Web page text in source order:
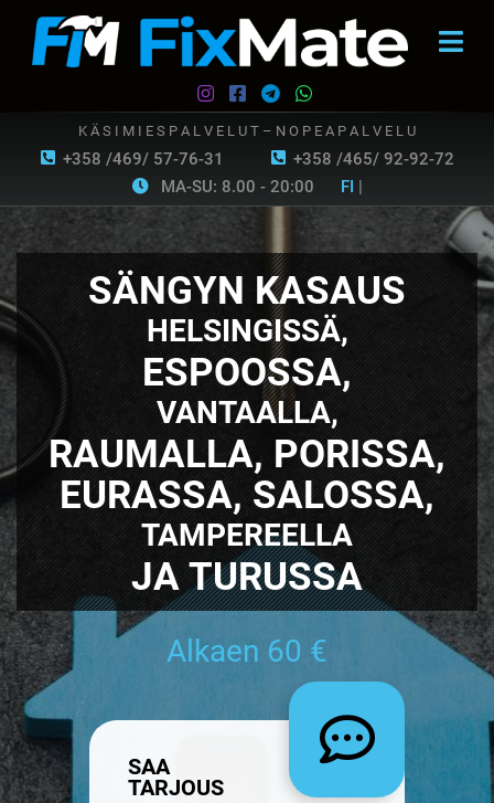
+358 /469/ 57-76-31 +358 /465/ 92-92-72
K Ä S I M I E S P A L V E L U T – N O P E A P A L V E L U
MA-SU: 8.00 - 20:00 FI |
SÄNGYN KASAUS
HELSINGISSÄ,
ESPOOSSA,
VANTAALLA,
RAUMALLA, PORISSA,
EURASSA, SALOSSA,
TAMPEREELLA
JA TURUSSA
Alkaen 60 €
SAA
TARJOUS